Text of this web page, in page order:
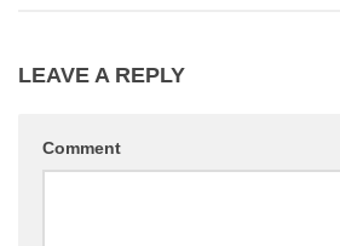
LEAVE A REPLY
Comment